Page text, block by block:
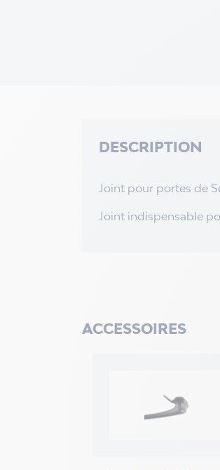
DESCRIPTION
Joint pour portes de
Joint indispensable
ACCESSOIRES